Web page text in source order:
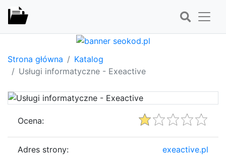
Strona główna
Katalog
Usługi informatyczne - Exeactive
Ocena:
Adres strony: exeactive.pl